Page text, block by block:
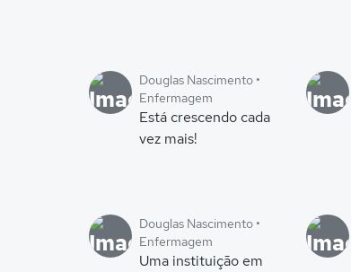
Douglas Nascimento •
Enfermagem
Está crescendo cada
vez mais!
Douglas Nascimento •
Enfermagem
Uma instituição em